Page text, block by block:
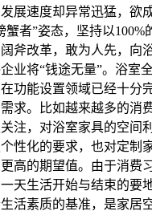
展速度却异常迅猛，欲
蟹者”姿态，坚持以100%
斧改革，敢为人先，向
业将“钱途无量”。浴室
功能设置领域已经十分
求。比如越来越多的消
注，对浴室家具的空间
性化的要求，也对定制
高的期望值。由于消费
天生活开始与结束的要
活素质的基准，是家居